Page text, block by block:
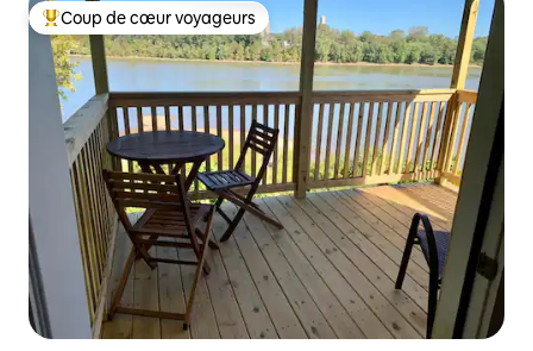
Coups de cœur voyageurs les plus appréciés
Coup de cœur voyageurs